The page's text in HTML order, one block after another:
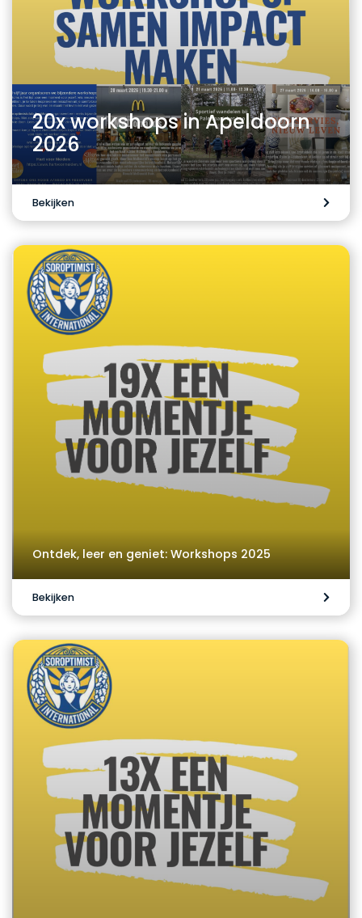
20x workshops in Apeldoorn
2026
Bekijken
Ontdek, leer en geniet: Workshops 2025
Bekijken